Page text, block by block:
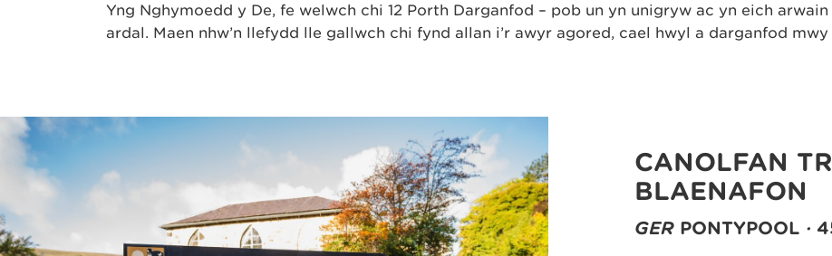
Yng Nghymoedd y De, fe welwch chi 12 Porth Darganfod – pob un yn unigryw ac yn eich
ardal. Maen nhw’n llefydd lle gallwch chi fynd allan i’r awyr agored, cael hwyl a darganfod
CANOLFAN
BLAENAFON
GERPONTYPOOL ·